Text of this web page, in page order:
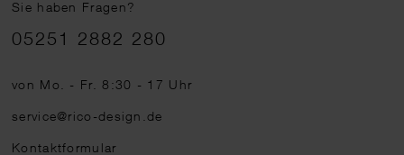
Sie haben Fragen?
Telefonnummer
05251 2882 280
von Mo. - Fr. 8:30 - 17 Uhr
service@rico-design.de
Kontaktformular